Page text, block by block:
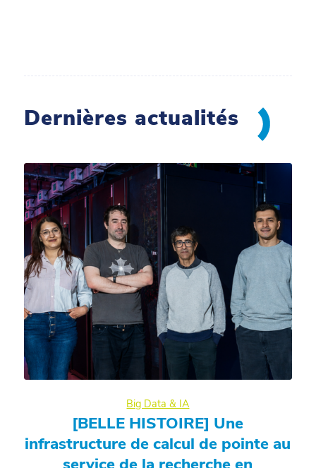
Dernières actualités
Big Data & IA
[BELLE HISTOIRE] Une
infrastructure de calcul de pointe au